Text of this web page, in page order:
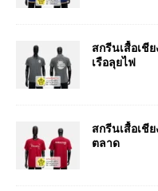
สกรีนเสื้อเชี
เรือลุยไฟ
สกรีนเสื้อเชี
ตลาด